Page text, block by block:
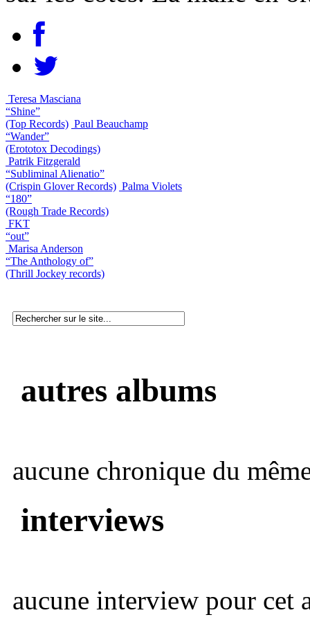
Teresa Masciana
“Shine”
(Top Records) Paul Beauchamp
“Wander”
(Erototox Decodings)
Patrik Fitzgerald
“Subliminal Alienatio”
(Crispin Glover Records) Palma Violets
“180”
(Rough Trade Records)
FKT
“out”
Marisa Anderson
“The Anthology of”
(Thrill Jockey records)
autres albums
aucune chronique du
interviews
aucune interview pour cet